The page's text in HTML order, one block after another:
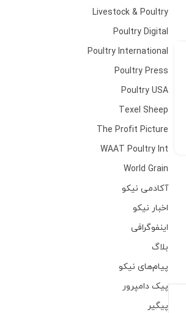
20
آذر
Livestock & Poultry
Poultry Digital
Poultry International
Poultry Press
Poultry USA
Texel Sheep
The Profit Picture
WAAT Poultry Int
World Grain
آکادمی نیکو
اخبار نیکو
اینفوگرافی
بلاگ
پیام‌های نیکو
پیک دامپرور
پیگیر